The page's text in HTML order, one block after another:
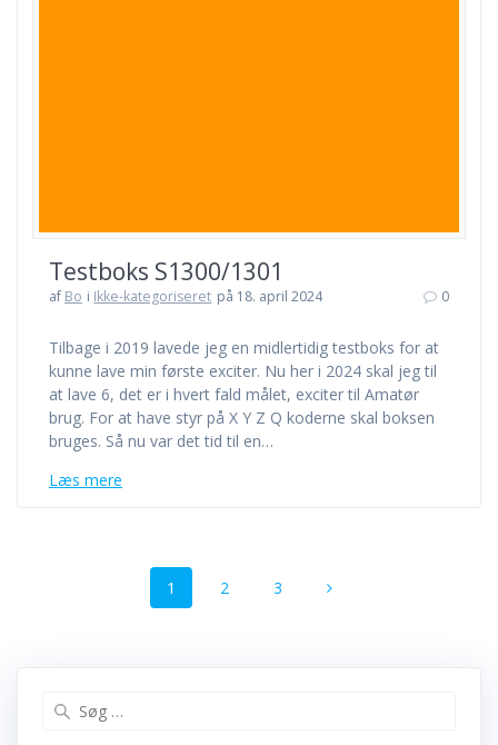
Testboks S1300/1301
af Bo i Ikke-kategoriseret på 18. april 2024 0
Tilbage i 2019 lavede jeg en midlertidig testboks for at
kunne lave min første exciter. Nu her i 2024 skal jeg til
at lave 6, det er i hvert fald målet, exciter til Amatør
brug. For at have styr på X Y Z Q koderne skal boksen
bruges. Så nu var det tid til en…
Læs mere
Navigation
Side
1 Side
2 Side
3